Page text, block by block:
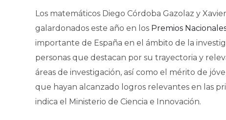
Los matemáticos Diego Córdoba Gazolaz y
galardonados este año en los Premios
importante de España en el ámbito de la
personas que destacan por su trayectoria y
áreas de investigación, así como el mérito de
que hayan alcanzado logros relevantes en las
indica el Ministerio de Ciencia e Innovación.